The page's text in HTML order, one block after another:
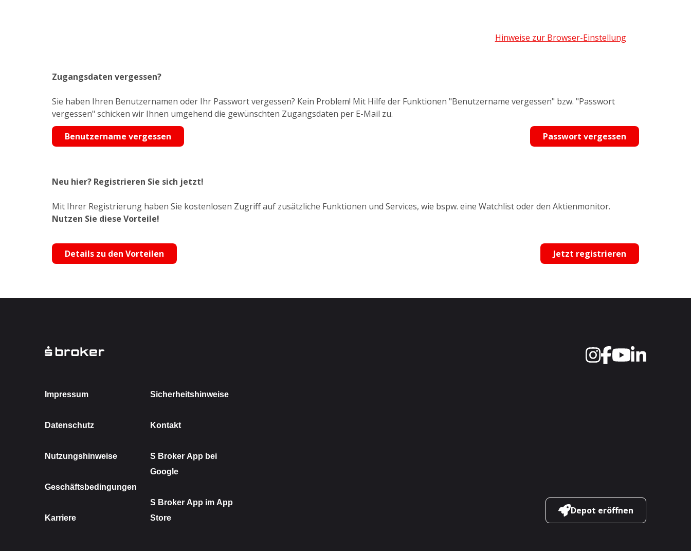
Hinweise zur Browser-Einstellung
Zugangsdaten vergessen?
Sie haben Ihren Benutzernamen oder Ihr Passwort vergessen? Kein Problem! Mit Hilfe der Funktionen "Benutzername vergessen" bzw. "Passwort
vergessen" schicken wir Ihnen umgehend die gewünschten Zugangsdaten per E-Mail zu.
Benutzername vergessen
Passwort vergessen
Neu hier? Registrieren Sie sich jetzt!
Mit Ihrer Registrierung haben Sie kostenlosen Zugriff auf zusätzliche Funktionen und Services, wie bspw. eine Watchlist oder den Aktienmonitor.
Nutzen Sie diese Vorteile!
Details zu den Vorteilen Jetzt registrieren